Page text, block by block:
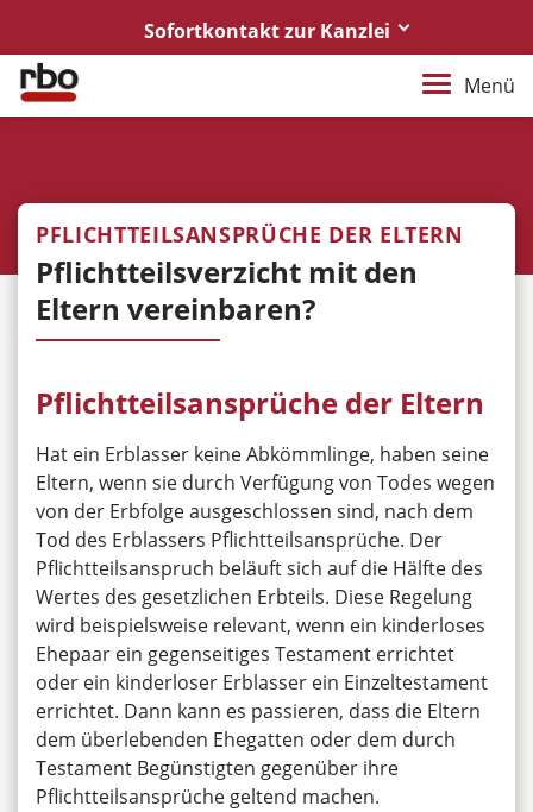
Sofortkontakt zur Kanzlei
0441/921730
Rufen Sie uns an
notar@rbo-rechtsanwaelte.de
Bitte Anhänge als PDF
Menü
PFLICHTTEILSANSPRÜCHE DER ELTERN
Pflichtteilsverzicht mit den
Eltern vereinbaren?
Pflichtteilsansprüche der Eltern
Hat ein Erblasser keine Abkömmlinge, haben seine
Eltern, wenn sie durch Verfügung von Todes wegen
von der Erbfolge ausgeschlossen sind, nach dem
Tod des Erblassers Pflichtteilsansprüche. Der
Pflichtteilsanspruch beläuft sich auf die Hälfte des
Wertes des gesetzlichen Erbteils. Diese Regelung
wird beispielsweise relevant, wenn ein kinderloses
Ehepaar ein gegenseitiges Testament errichtet
oder ein kinderloser Erblasser ein Einzeltestament
errichtet. Dann kann es passieren, dass die Eltern
dem überlebenden Ehegatten oder dem durch
Testament Begünstigten gegenüber ihre
Pflichtteilsansprüche geltend machen.